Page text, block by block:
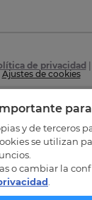
de privacidad
Ajustes de cookies
y de terceros
se utilizan
o cambiar la